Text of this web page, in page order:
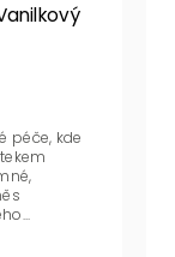
péče, kde